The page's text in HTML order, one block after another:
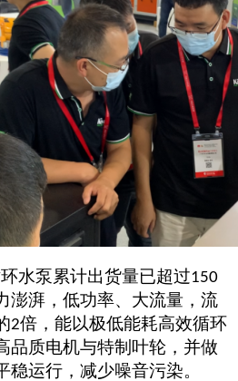
水泵累计出货量已超过150
澎湃，低功率、大流量，流
2倍，能以极低能耗高效循环
品质电机与特制叶轮，并做
运行，减少噪音污染。